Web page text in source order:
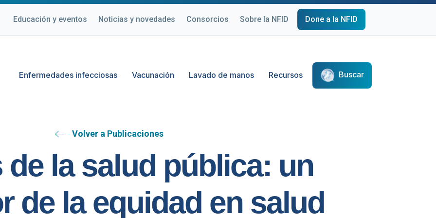
Educación y eventos Noticias y novedades Consorcios Sobre la NFID Done a la NFID
Enfermedades infecciosas Vacunación Lavado de manos Recursos Buscar
Volver a Publicaciones
de la salud pública: un
de la equidad en salud